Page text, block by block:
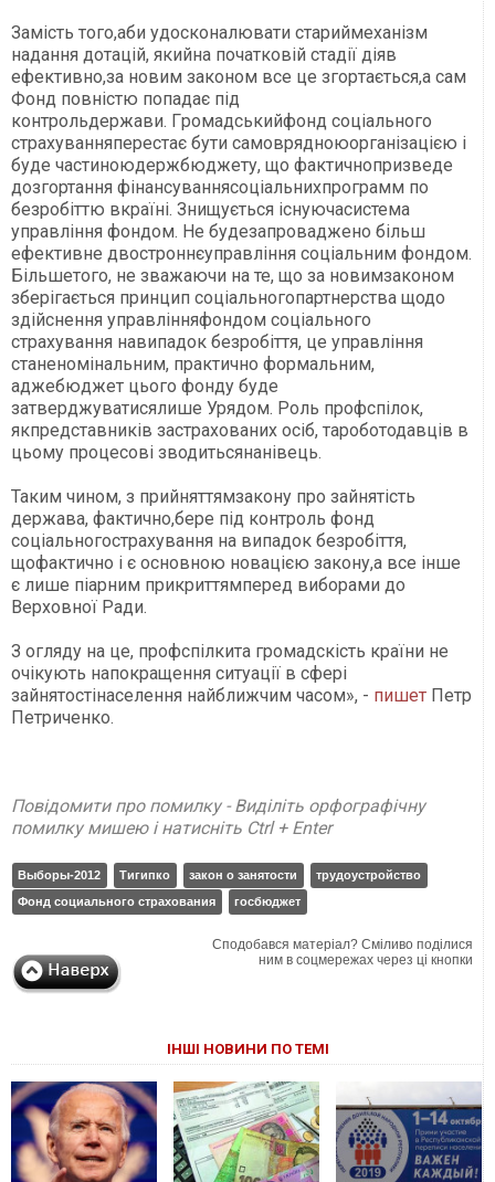
Замість того,аби удосконалювати стариймеханізм
надання дотацій, якийна початковій стадії діяв
ефективно,за новим законом все це згортається,а сам
Фонд повністю попадає під
контрольдержави. Громадськийфонд соціального
страхуванняперестає бути самоврядноюорганізацією і
буде частиноюдержбюджету, що фактичнопризведе
дозгортання фінансуваннясоціальнихпрограмм по
безробіттю вкраїні. Знищується існуючасистема
управління фондом. Не будезапроваджено більш
ефективне двостроннєуправління соціальним фондом.
Більшетого, не зважаючи на те, що за новимзаконом
зберігається принцип соціальногопартнерства щодо
здійснення управлінняфондом соціального
страхування навипадок безробіття, це управління
станеномінальним, практично формальним,
аджебюджет цього фонду буде
затверджуватисялише Урядом. Роль профспілок,
якпредставників застрахованих осіб, тароботодавців в
цьому процесові зводитьсянанівець.
Таким чином, з прийняттямзакону про зайнятість
держава, фактично,бере під контроль фонд
соціальногострахування на випадок безробіття,
щофактично і є основною новацією закону,а все інше
є лише піарним прикриттямперед виборами до
Верховної Ради.
З огляду на це, профспілкита громадскість країни не
очікують напокращення ситуації в сфері
зайнятостінаселення найближчим часом», - пишет Петр
Петриченко.
Повідомити про помилку - Виділіть орфографічну
помилку мишею і натисніть Ctrl + Enter
Выборы-2012 Тигипко закон о занятости
трудоустройство
Фонд социального страхования
госбюджет
Сподобався матеріал? Сміливо поділися
ним в соцмережах через ці кнопки
ІНШІ НОВИНИ ПО ТЕМІ